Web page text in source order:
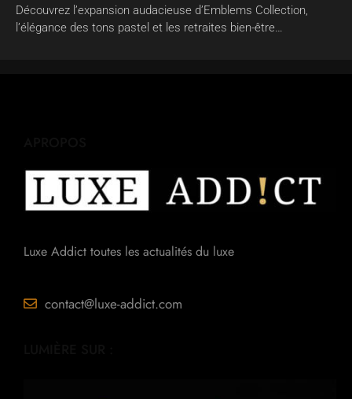
Découvrez l’expansion audacieuse d’Emblems Collection,
l’élégance des tons pastel et les retraites bien-être…
Luxe Addict toutes les actualités du luxe
contact@luxe-addict.com